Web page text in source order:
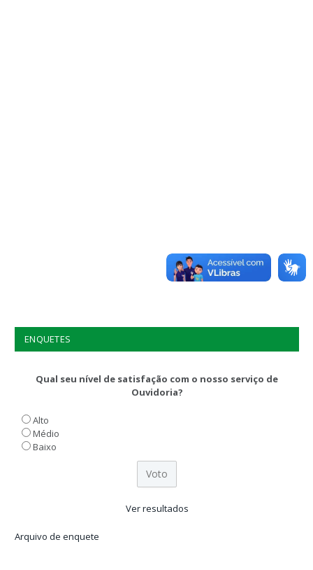
ENQUETES
Qual seu nível de satisfação com o nosso serviço de
Ouvidoria?
Alto
Médio
Baixo
Ver resultados
Arquivo de enquete